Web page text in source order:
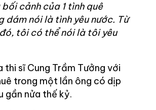
cảnh của 1 tình quê
dám nói là tình yêu nước. Từ
tôi có thể nói là tôi yêu
thi sĩ Cung Trầm Tưởng với
trong một lần ông có dịp
gần nửa thế kỷ.